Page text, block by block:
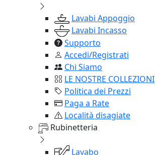
Lavabi Appoggio
Lavabi Incasso
Supporto
Accedi/Registrati
Chi Siamo
LE NOSTRE COLLEZIONI
Politica dei Prezzi
Paga a Rate
Località disagiate
Rubinetteria
Lavabo